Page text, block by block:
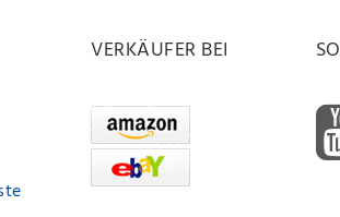
VERKÄUFER BEI